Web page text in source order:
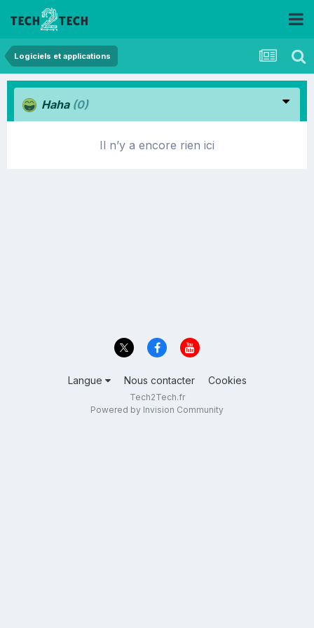
Logiciels et applications
Haha (0)
Il n’y a encore rien ici
Langue Nous contacter Cookies
Tech2Tech.fr
Powered by Invision Community